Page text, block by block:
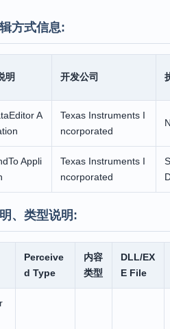
方式信息:
明 开发公司
A
Texas Instruments I
ncorporated
Appli
Texas Instruments I
ncorporated
、类型说明:
Perceive
d Type
内容
类型
DLL/EX
E File